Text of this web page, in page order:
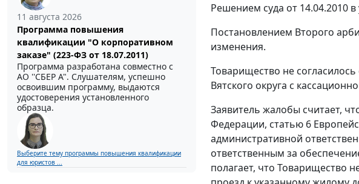
11 августа 2026
Программа повышения
квалификации "О корпоративном
заказе" (223-ФЗ от 18.07.2011)
Программа разработана совместно с
АО ''СБЕР А". Слушателям, успешно
освоившим программу, выдаются
удостоверения установленного
образца.
Выберите тему программы повышения квалификации
для юристов ...
Решением суда от 14.04.2010
Постановлением Второго
изменения.
Товарищество не
Вятского округа с
Заявитель жалобы считает,
Федерации, статью 6
административной
ответственным за
полагает, что Товарищество